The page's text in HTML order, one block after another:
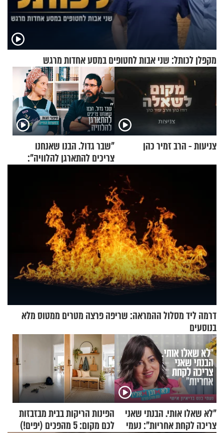
מקפלן לכותל: שני אבות לחטופים במסע אחדות מרגש
צניעות - הרב זמיר כהן
"שבר גדול. הבנו שאנחנו
צריכים להתארגן להלוויה":
וגד דנינו
דרמה ליד מסלול ההמראה: שריפה פרצה מטרים ממטוס מלא
בנוסעים
"לא שאלו אותי. הבנתי שאני
צריכה לקחת אחריות": נעמי
הפינות הריקות בבית מבזבזות
לכם מקום: 5 מהפכים (יפים!)